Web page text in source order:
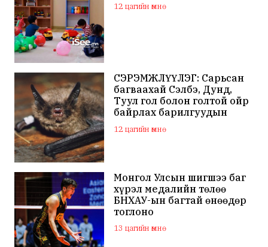
12 цагийн өмнө
СЭРЭМЖЛҮҮЛЭГ: Сарьсан
багваахай Сэлбэ, Дунд,
Туул гол болон голтой ойр
байрлах барилгуудын
дээвэр зэрэг газарт ихээр
үүрлэж байна
12 цагийн өмнө
Монгол Улсын шигшээ баг
хүрэл медалийн төлөө
БНХАУ-ын багтай өнөөдөр
тоглоно
13 цагийн өмнө